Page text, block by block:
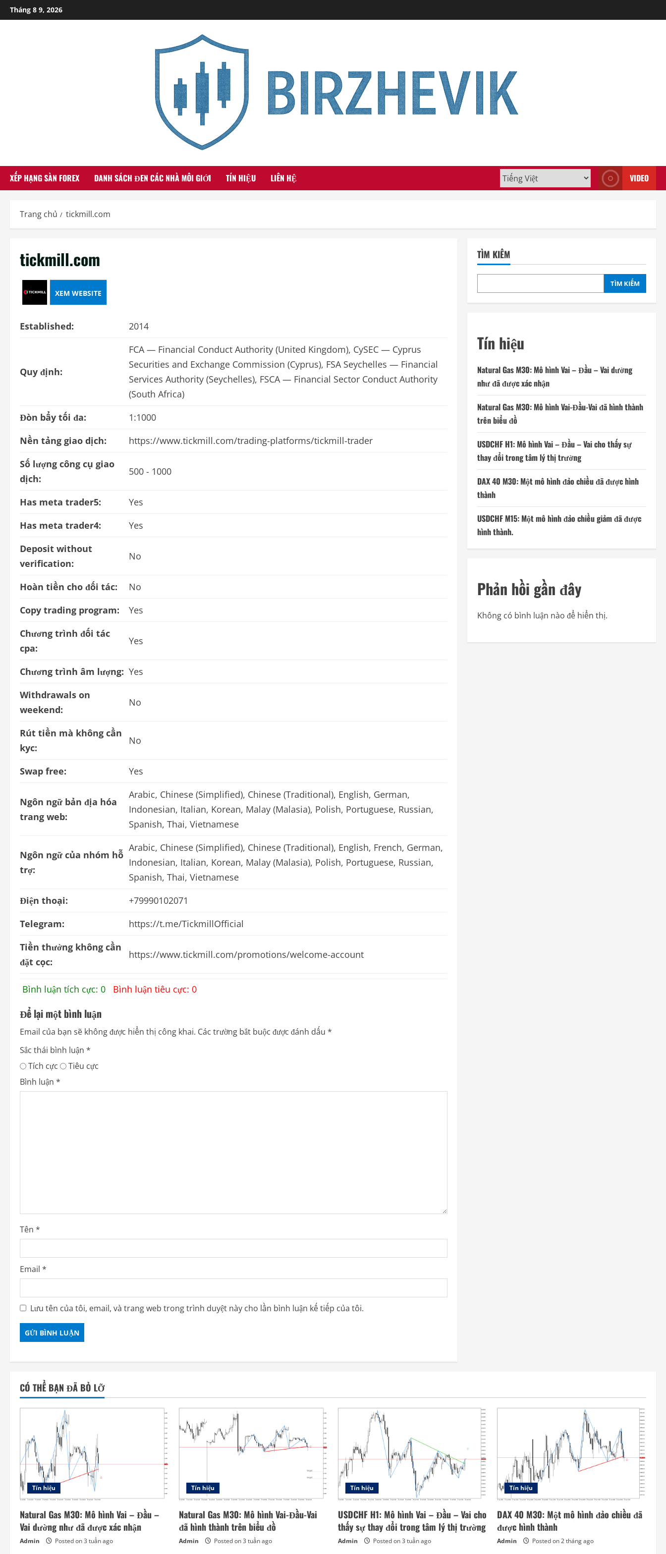
Skip
to
Tháng 8 9, 2026
XẾP HẠNG SÀN FOREX DANH SÁCH ĐEN CÁC NHÀ MÔI GIỚI TÍN HIỆU LIÊN HỆ VIDEO
Trang chủ tickmill.com
tickmill.com
XEM WEBSITE
Established: 2014
Quy định:
FCA — Financial Conduct Authority (United Kingdom), CySEC — Cyprus
Securities and Exchange Commission (Cyprus), FSA Seychelles — Financial
Services Authority (Seychelles), FSCA — Financial Sector Conduct Authority
(South Africa)
Đòn bẩy tối đa:
1:1000
Nền tảng giao dịch:
https://www.tickmill.com/trading-platforms/tickmill-trader
Số lượng công cụ giao
dịch:
500 - 1000
Has meta trader5:
Yes
Has meta trader4:
Yes
Deposit without
verification:
No
Hoàn tiền cho đối tác:
No
Copy trading program:
Yes
Chương trình đối tác
cpa:
Yes
Chương trình âm lượng: Yes
Withdrawals on
weekend:
No
Rút tiền mà không cần
kyc:
No
Swap free: Yes
Ngôn ngữ bản địa hóa
trang web:
Arabic, Chinese (Simplified), Chinese (Traditional), English, German,
Indonesian, Italian, Korean, Malay (Malasia), Polish, Portuguese, Russian,
Spanish, Thai, Vietnamese
Ngôn ngữ của nhóm hỗ
trợ:
Arabic, Chinese (Simplified), Chinese (Traditional), English, French, German,
Indonesian, Italian, Korean, Malay (Malasia), Polish, Portuguese, Russian,
Spanish, Thai, Vietnamese
Điện thoại:
+79990102071
Telegram:
https://t.me/TickmillOfficial
Tiền thưởng không cần
đặt cọc:
https://www.tickmill.com/promotions/welcome-account
Bình luận tích cực: 0 Bình luận tiêu cực: 0
Để lại một bình luận
Email của bạn sẽ không được hiển thị công khai. Các trường bắt buộc được đánh dấu *
Sắc thái bình luận *
Tích cực
Tiêu cực
Bình luận *
Tên *
Email *
Lưu tên của tôi, email, và trang web trong trình duyệt này cho lần bình luận kế tiếp của tôi.
TÌM KIẾM
TÌM KIẾM
Tín hiệu
Natural Gas M30: Mô hình Vai – Đầu – Vai dường
như đã được xác nhận
Natural Gas M30: Mô hình Vai-Đầu-Vai đã hình thành
trên biểu đồ
USDCHF H1: Mô hình Vai – Đầu – Vai cho thấy sự
thay đổi trong tâm lý thị trường
DAX 40 M30: Một mô hình đảo chiều đã được hình
thành
USDCHF M15: Một mô hình đảo chiều giảm đã được
hình thành.
Phản hồi gần đây
Không có bình luận nào để hiển thị.
CÓ THỂ BẠN ĐÃ BỎ LỠ
Tín hiệu
Natural Gas M30: Mô hình Vai – Đầu –
Vai dường như đã được xác nhận
Admin Posted on 3 tuần ago
Tín hiệu
Natural Gas M30: Mô hình Vai-Đầu-Vai
đã hình thành trên biểu đồ
Admin Posted on 3 tuần ago
Tín hiệu
USDCHF H1: Mô hình Vai – Đầu – Vai cho
thấy sự thay đổi trong tâm lý thị trường
Admin Posted on 3 tuần ago
Tín hiệu
DAX 40 M30: Một mô hình đảo chiều đã
được hình thành
Admin Posted on 2 tháng ago